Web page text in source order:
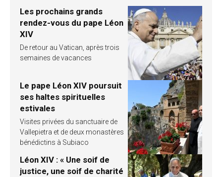
Les prochains grands
rendez-vous du pape Léon
XIV
De retour au Vatican, après trois
semaines de vacances
Le pape Léon XIV poursuit
ses haltes spirituelles
estivales
Visites privées du sanctuaire de
Vallepietra et de deux monastères
bénédictins à Subiaco
Léon XIV : « Une soif de
justice, une soif de charité